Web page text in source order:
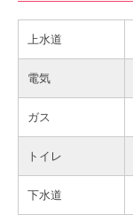
上水道
電気
ガス
トイレ
下水道